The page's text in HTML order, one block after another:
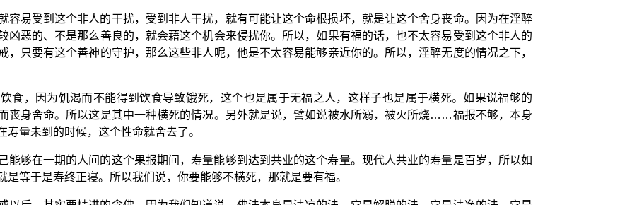
容易受到这个非人的干扰，受到非人干扰，就有可能让这个命根损坏，就是让这个舍身丧命。因为在淫醉
凶恶的、不是那么善良的，就会藉这个机会来侵扰你。所以，如果有福的话，也不太容易受到这个非人的
只要有这个善神的守护，那么这些非人呢，他是不太容易能够亲近你的。所以，淫醉无度的情况之下，
食，因为饥渴而不能得到饮食导致饿死，这个也是属于无福之人，这样子也是属于横死。如果说福够的
丧身舍命。所以这是其中一种横死的情况。另外就是说，譬如说被水所溺，被火所烧……福报不够，本身
量未到的时候，这个性命就舍去了。
能够在一期的人间的这个果报期间，寿量能够到达到共业的这个寿量。现代人共业的寿量是百岁，所以如
等于是寿终正寝。所以我们说，你要能够不横死，那就是要有福。